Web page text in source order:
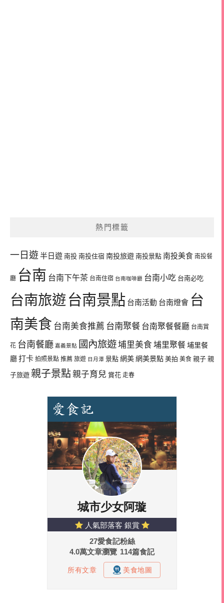
熱門標籤
一日遊半日遊 南投 南投住宿 南投旅遊 南投景點 南投美食 南投餐
廳 台南 台南下午茶 台南住宿 台南咖啡廳 台南小吃 台南必吃
台南旅遊 台南景點 台南活動 台南燈會 台
南美食 台南美食推薦 台南聚餐 台南聚餐餐廳 台南賞
花 台南餐廳 嘉義景點 國內旅遊埔里美食 埔里聚餐埔里餐
廳打卡 拍照景點 推薦 旅遊 日月潭 景點 網美網美景點 美拍 美食 親子 親
子旅遊 親子景點親子育兒 賞花 走春